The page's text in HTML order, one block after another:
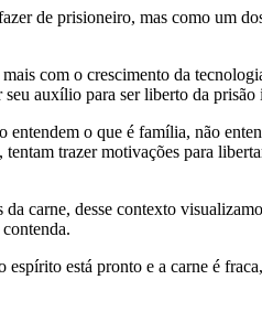
de prisioneiro, mas como um
com o crescimento da
auxílio para ser liberto da prisão
o que é família, não
trazer motivações para
carne, desse contexto
está pronto e a carne é